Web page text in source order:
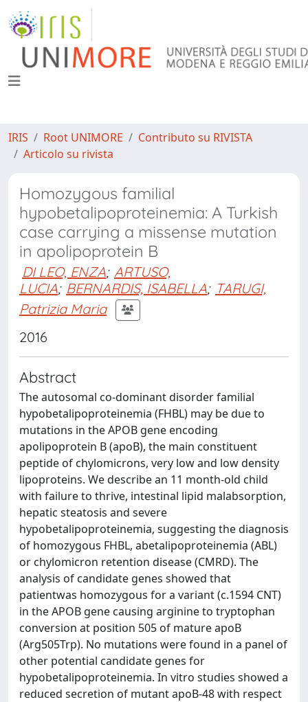
IRIS Root UNIMORE
Contributo su RIVISTA
Articolo su rivista
Homozygous familial
hypobetalipoproteinemia: A Turkish
case carrying a missense mutation
in apolipoprotein B
DI LEO, ENZA; ARTUSO,
LUCIA; BERNARDIS, ISABELLA; TARUGI,
Patrizia Maria
2016
Abstract
The autosomal co-dominant disorder familial
hypobetalipoproteinemia (FHBL) may be due to
mutations in the APOB gene encoding
apolipoprotein B (apoB), the main constituent
peptide of chylomicrons, very low and low density
lipoproteins. We describe an 11 month-old child
with failure to thrive, intestinal lipid malabsorption,
hepatic steatosis and severe
hypobetalipoproteinemia, suggesting the diagnosis
of homozygous FHBL, abetalipoproteinemia (ABL)
or chylomicron retention disease (CMRD). The
analysis of candidate genes showed that
patientwas homozygous for a variant (c.1594 CNT)
in the APOB gene causing arginine to tryptophan
conversion at position 505 of mature apoB
(Arg505Trp). No mutations were found in a panel of
other potential candidate genes for
hypobetalipoproteinemia. In vitro studies showed a
reduced secretion of mutant apoB-48 with respect